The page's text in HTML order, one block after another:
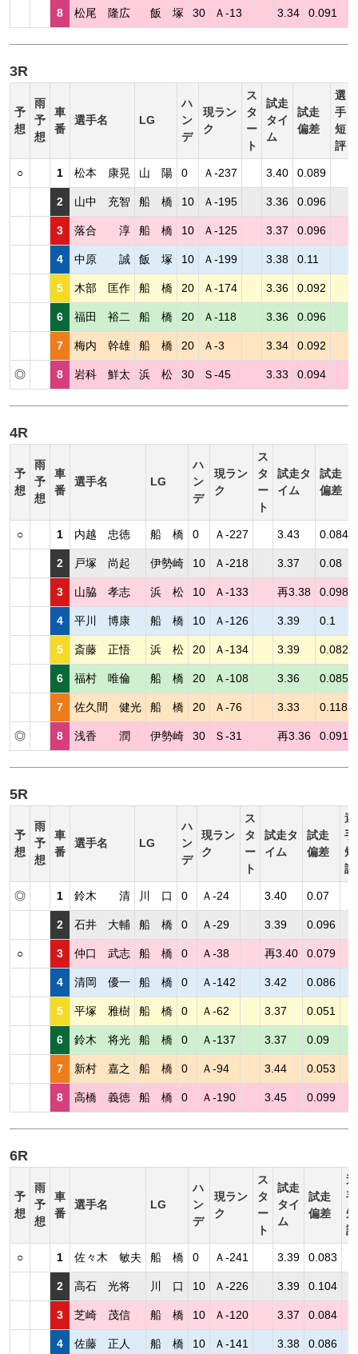
8 松尾 隆広 飯 塚 30 Ａ-13 3.34 0.091
3R
予
想
雨
予
想
車
番
選手名 LG
ハ
ン
デ
現ラン
ク
ス
タ
ー
ト
試走
タイ
ム
試走
偏差
選
手
短
評
○ 1 松本 康晃 山 陽 0 Ａ-237 3.40 0.089
2 山中 充智 船 橋 10 Ａ-195 3.36 0.096
3 落合 淳 船 橋 10 Ａ-125 3.37 0.096
4 中原 誠 飯 塚 10 Ａ-199 3.38 0.11
5 木部 匡作 船 橋 20 Ａ-174 3.36 0.092
6 福田 裕二 船 橋 20 Ａ-118 3.36 0.096
7 梅内 幹雄 船 橋 20 Ａ-3 3.34 0.092
◎ 8 岩科 鮮太 浜 松 30 Ｓ-45 3.33 0.094
4R
予
想
雨
予
想
車
番
選手名 LG
ハ
ン
デ
現ラン
ク
ス
タ
ー
ト
試走タ
イム
試走
偏差
○ 1 内越 忠徳 船 橋 0 Ａ-227 3.43 0.084
2 戸塚 尚起 伊勢崎 10 Ａ-218 3.37 0.08
3 山脇 孝志 浜 松 10 Ａ-133 再3.38 0.098
4 平川 博康 船 橋 10 Ａ-126 3.39 0.1
5 斎藤 正悟 浜 松 20 Ａ-134 3.39 0.082
6 福村 唯倫 船 橋 20 Ａ-108 3.36 0.085
7 佐久間 健光 船 橋 20 Ａ-76 3.33 0.118
◎ 8 浅香 潤 伊勢崎 30 Ｓ-31 再3.36 0.091
5R
予
想
雨
予
想
車
番
選手名 LG
ハ
ン
デ
現ラン
ク
ス
タ
ー
ト
試走タ
イム
試走
偏差
選
手
短
評
◎ 1 鈴木 清 川 口 0 Ａ-24 3.40 0.07
2 石井 大輔 船 橋 0 Ａ-29 3.39 0.096
○ 3 仲口 武志 船 橋 0 Ａ-38 再3.40 0.079
4 清岡 優一 船 橋 0 Ａ-142 3.42 0.086
5 平塚 雅樹 船 橋 0 Ａ-62 3.37 0.051
6 鈴木 将光 船 橋 0 Ａ-137 3.37 0.09
7 新村 嘉之 船 橋 0 Ａ-94 3.44 0.053
8 高橋 義徳 船 橋 0 Ａ-190 3.45 0.099
6R
予
想
雨
予
想
車
番
選手名 LG
ハ
ン
デ
現ラン
ク
ス
タ
ー
ト
試走
タイ
ム
試走
偏差
選
手
短
評
○ 1 佐々木 敏夫 船 橋 0 Ａ-241 3.39 0.083
2 高石 光将 川 口 10 Ａ-226 3.39 0.104
3 芝崎 茂信 船 橋 10 Ａ-120 3.37 0.084
4 佐藤 正人 船 橋 10 Ａ-141 3.38 0.086